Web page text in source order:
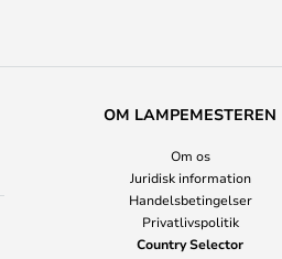
OM LAMPEMESTEREN
Om os
Juridisk information
Handelsbetingelser
Privatlivspolitik
Country Selector